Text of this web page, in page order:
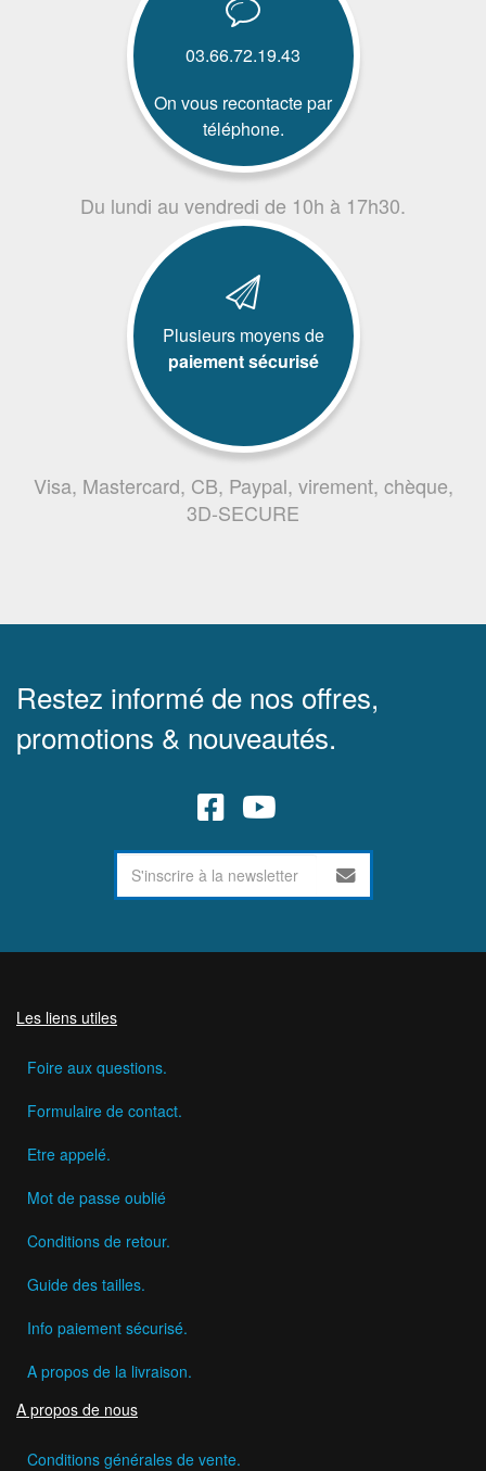
03.66.72.19.43
On vous recontacte par
téléphone.
Du lundi au vendredi de 10h à 17h30.
Plusieurs moyens de
paiement sécurisé
Visa, Mastercard, CB, Paypal, virement, chèque,
3D-SECURE
Restez informé de nos offres,
promotions & nouveautés.
Les liens utiles
Foire aux questions.
Formulaire de contact.
Etre appelé.
Mot de passe oublié
Conditions de retour.
Guide des tailles.
Info paiement sécurisé.
A propos de la livraison.
A propos de nous
Conditions générales de vente.